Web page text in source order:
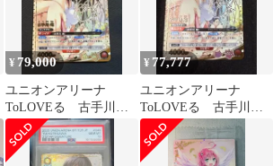
¥ 79,000
ユニオンアリーナ
ToLOVEる 古手川
唯 SR★★ パラレル
¥ 77,777
ユニオンアリーナ
ToLOVEる 古手川唯
SR 星2パラレル